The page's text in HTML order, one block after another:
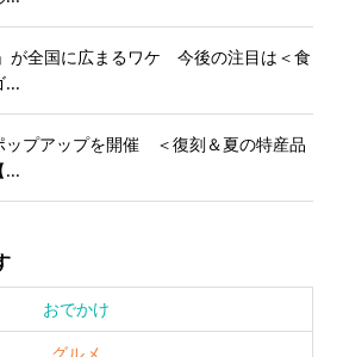
が全国に広まるワケ 今後の注目は＜食
...
ップアップを開催 ＜復刻＆夏の特産品
...
おでかけ